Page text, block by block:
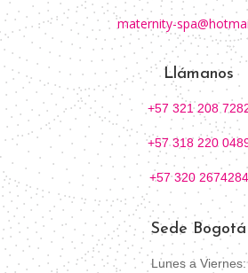
maternity-
Llámanos
+57 321 208
+57 318 220
+57 320 2674284
Sede Bogotá
Lunes a Viernes: